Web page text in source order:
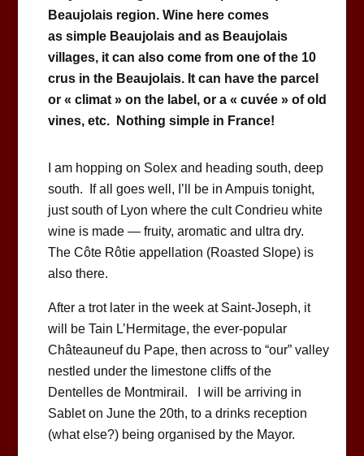
Beaujolais region. Wine here comes
as simple Beaujolais and as Beaujolais
villages, it can also come from one of the 10
crus in the Beaujolais. It can have the parcel
or « climat » on the label, or a « cuvée » of old
vines, etc. Nothing simple in France!
I am hopping on Solex and heading south, deep
south. If all goes well, I’ll be in Ampuis tonight,
just south of Lyon where the cult Condrieu white
wine is made — fruity, aromatic and ultra dry.
The Côte Rôtie appellation (Roasted Slope) is
also there.
After a trot later in the week at Saint-Joseph, it
will be Tain L’Hermitage, the ever-popular
Châteauneuf du Pape, then across to “our” valley
nestled under the limestone cliffs of the
Dentelles de Montmirail. I will be arriving in
Sablet on June the 20th, to a drinks reception
(what else?) being organised by the Mayor.